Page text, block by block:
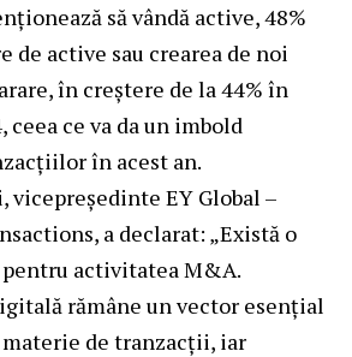
să vândă active, 48%
de active sau crearea de noi
în creștere de la 44% în
ceea ce va da un imbold
în acest an.
vicepreședinte EY Global –
a declarat: „Există o
activitatea M&A.
rămâne un vector esențial
de tranzacții, iar